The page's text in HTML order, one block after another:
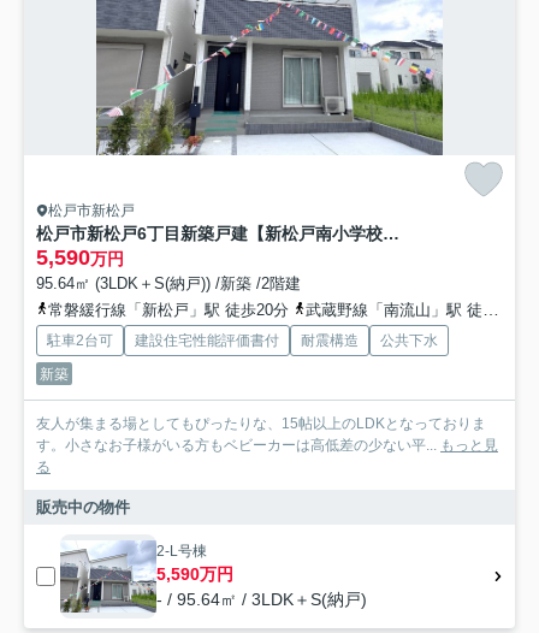
松戸市新松戸
松戸市新松戸6丁目新築戸建【新松戸南小学校：4分】
5,590万円
95.64㎡ (3LDK＋S(納戸)) /新築 /2階建
常磐緩行線「新松戸」駅 徒歩20分
武蔵野線「南流山」駅 徒歩25分
駐車2台可 建設住宅性能評価書付 耐震構造
公共下水
新築
友人が集まる場としてもぴったりな、15帖以上のLDKとなっておりま
す。小さなお子様がいる方もベビーカーは高低差の少ない平... もっと見
る
販売中の物件
2-L号棟
5,590万円
- / 95.64㎡ / 3LDK＋S(納戸)